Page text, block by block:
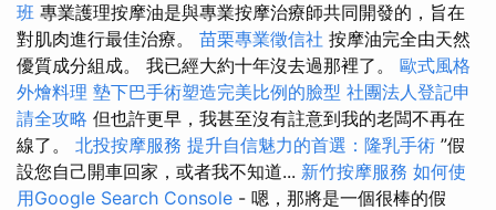
班 專業護理按摩油是與專業按摩治療師共同開發的，旨在
對肌肉進行最佳治療。 苗栗專業徵信社 按摩油完全由天然
優質成分組成。 我已經大約十年沒去過那裡了。 歐式風格
外燴料理 墊下巴手術塑造完美比例的臉型 社團法人登記申
請全攻略 但也許更早，我甚至沒有註意到我的老闆不再在
線了。 北投按摩服務 提升自信魅力的首選：隆乳手術 ”假
設您自己開車回家，或者我不知道... 新竹按摩服務 如何使
用Google Search Console - 嗯，那將是一個很棒的假